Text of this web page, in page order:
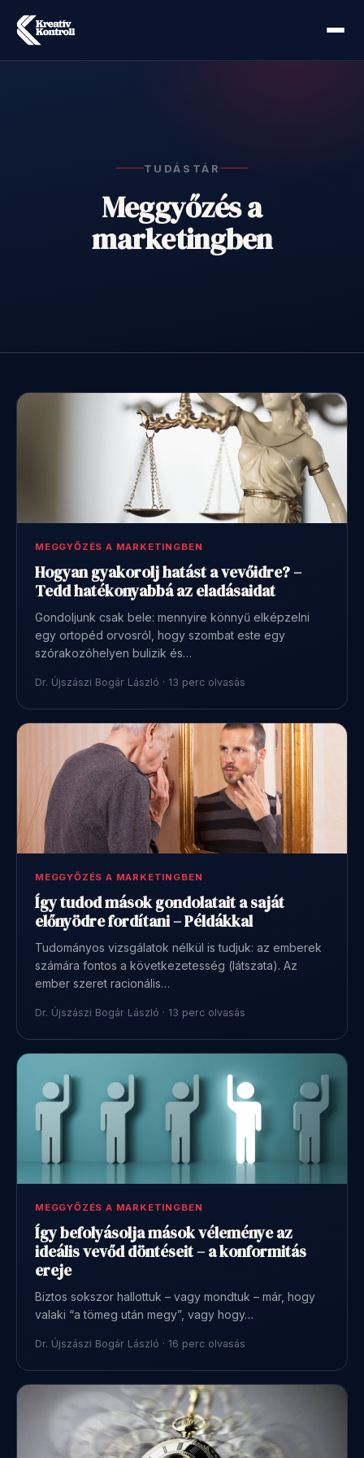
TUDÁSTÁR
Meggyőzés a
marketingben
MEGGYŐZÉS A MARKETINGBEN
Hogyan gyakorolj hatást a vevőidre? –
Tedd hatékonyabbá az eladásaidat
Gondoljunk csak bele: mennyire könnyű elképzelni
egy ortopéd orvosról, hogy szombat este egy
szórakozóhelyen bulizik és…
Dr. Újszászi Bogár László · 13 perc olvasás
MEGGYŐZÉS A MARKETINGBEN
Így tudod mások gondolatait a saját
előnyödre fordítani – Példákkal
Tudományos vizsgálatok nélkül is tudjuk: az emberek
számára fontos a következetesség (látszata). Az
ember szeret racionális…
Dr. Újszászi Bogár László · 13 perc olvasás
MEGGYŐZÉS A MARKETINGBEN
Így befolyásolja mások véleménye az
ideális vevőd döntéseit – a konformitás
ereje
Biztos sokszor hallottuk – vagy mondtuk – már, hogy
valaki “a tömeg után megy”, vagy hogy…
Dr. Újszászi Bogár László · 16 perc olvasás